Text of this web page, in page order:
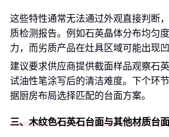
这些特性通常无法通过外观直接判断
质检测报告。例如石英晶体分布均匀
力，而劣质产品在灶具区域可能出现凹
建议要求供应商提供截面样品观察石
试油性笔涂写后的清洁难度。下个环
据厨房布局选择匹配的台面方案。
三、木纹色石英石台面与其他材质台面